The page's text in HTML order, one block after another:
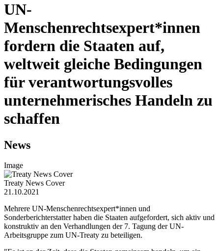
UN-
Menschenrechtsexpert*innen
fordern die Staaten auf,
weltweit gleiche Bedingungen
für verantwortungsvolles
unternehmerisches Handeln zu
schaffen
News
Image
Treaty News Cover
21.10.2021
Mehrere UN-Menschenrechtsexpert*innen und
Sonderberichterstatter haben die Staaten aufgefordert, sich aktiv und
konstruktiv an den Verhandlungen der 7. Tagung der UN-
Arbeitsgruppe zum UN-Treaty zu beteiligen.